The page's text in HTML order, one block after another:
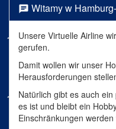
Witamy w
Unsere Virtuelle Airline
gerufen.
Damit wollen wir unser
Herausforderungen
Natürlich gibt es auch
es ist und bleibt ein
Einschränkungen